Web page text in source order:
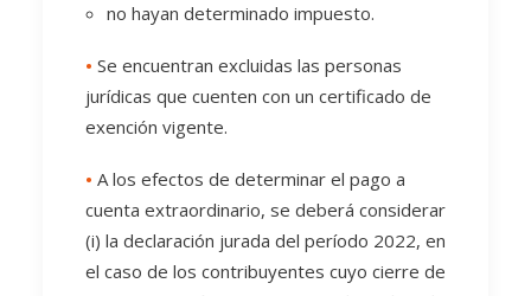
no hayan determinado impuesto.
• Se encuentran excluidas las personas
jurídicas que cuenten con un certificado de
exención vigente.
• A los efectos de determinar el pago a
cuenta extraordinario, se deberá considerar
(i) la declaración jurada del período 2022, en
el caso de los contribuyentes cuyo cierre de